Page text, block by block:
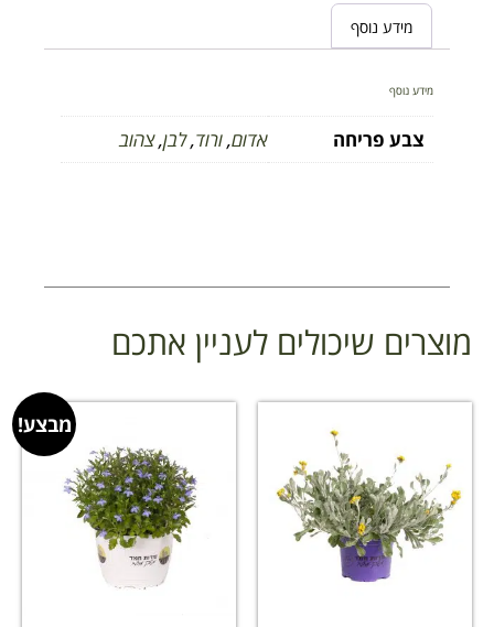
מידע נוסף
מידע נוסף
צבע פריחה אדום,ורוד,לבן,צהוב
מוצרים שיכולים לעניין אתכם
מבצע!